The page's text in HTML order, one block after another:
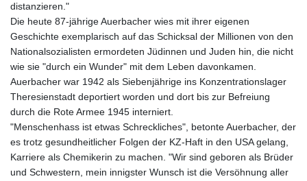
distanzieren."
Die heute 87-jährige Auerbacher wies mit ihrer eigenen
Geschichte exemplarisch auf das Schicksal der Millionen von den
Nationalsozialisten ermordeten Jüdinnen und Juden hin, die nicht
wie sie "durch ein Wunder" mit dem Leben davonkamen.
Auerbacher war 1942 als Siebenjährige ins Konzentrationslager
Theresienstadt deportiert worden und dort bis zur Befreiung
durch die Rote Armee 1945 interniert.
"Menschenhass ist etwas Schreckliches", betonte Auerbacher, der
es trotz gesundheitlicher Folgen der KZ-Haft in den USA gelang,
Karriere als Chemikerin zu machen. "Wir sind geboren als Brüder
und Schwestern, mein innigster Wunsch ist die Versöhnung aller